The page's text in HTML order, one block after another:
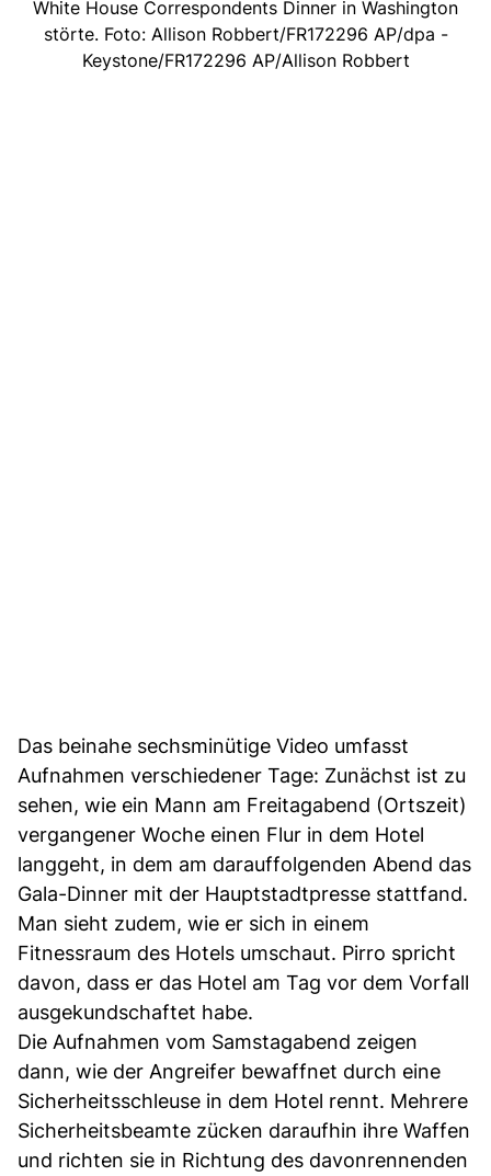
White House Correspondents Dinner in Washington
störte. Foto: Allison Robbert/FR172296 AP/dpa -
Keystone/FR172296 AP/Allison Robbert
Das beinahe sechsminütige Video umfasst
Aufnahmen verschiedener Tage: Zunächst ist zu
sehen, wie ein Mann am Freitagabend (Ortszeit)
vergangener Woche einen Flur in dem Hotel
langgeht, in dem am darauffolgenden Abend das
Gala-Dinner mit der Hauptstadtpresse stattfand.
Man sieht zudem, wie er sich in einem
Fitnessraum des Hotels umschaut. Pirro spricht
davon, dass er das Hotel am Tag vor dem Vorfall
ausgekundschaftet habe.
Die Aufnahmen vom Samstagabend zeigen
dann, wie der Angreifer bewaffnet durch eine
Sicherheitsschleuse in dem Hotel rennt. Mehrere
Sicherheitsbeamte zücken daraufhin ihre Waffen
und richten sie in Richtung des davonrennenden